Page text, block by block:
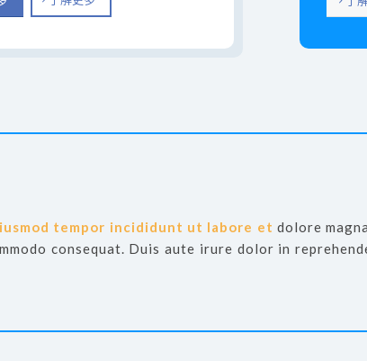
tempor incididunt ut labore et dolore
consequat. Duis aute irure dolor in